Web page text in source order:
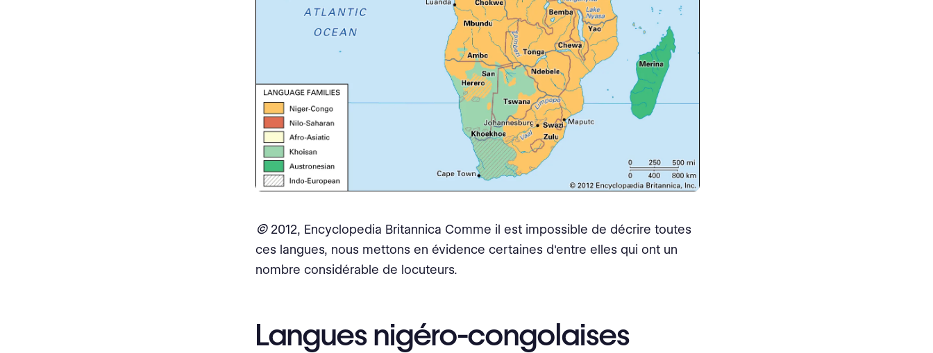
© 2012, Encyclopedia Britannica Comme il est impossible de décrire toutes
ces langues, nous mettons en évidence certaines d'entre elles qui ont un
nombre considérable de locuteurs.
Langues nigéro-congolaises